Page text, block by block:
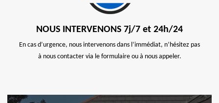
NOUS INTERVENONS 7j/7 et 24h/24
En cas d’urgence, nous intervenons dans l’immédiat, n’hésitez pas
à nous contacter via le formulaire ou à nous appeler.